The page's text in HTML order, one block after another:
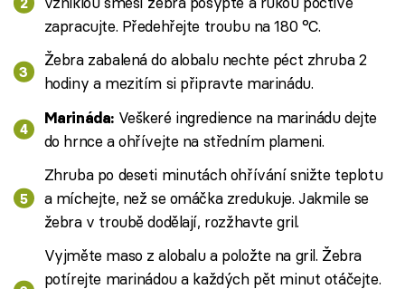
zapracujte. Předehřejte troubu na 180 °C.
Žebra zabalená do alobalu nechte péct zhruba 2
hodiny a mezitím si připravte marinádu.
Marináda:Veškeré ingredience na marinádu dejte
do hrnce a ohřívejte na středním plameni.
Zhruba po deseti minutách ohřívání snižte teplotu
a míchejte, než se omáčka zredukuje. Jakmile se
žebra v troubě dodělají, rozžhavte gril.
Vyjměte maso z alobalu a položte na gril. Žebra
potírejte marinádou a každých pět minut otáčejte.